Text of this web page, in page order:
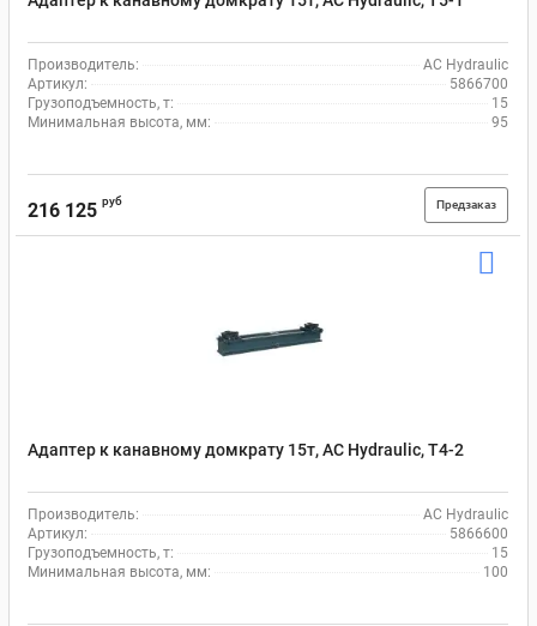
Производитель:
AC Hydraulic
Артикул:
5866700
Грузоподъемность, т:
15
Минимальная высота, мм:
95
216 125 руб Предзаказ
Адаптер к канавному домкрату 15т, AC Hydraulic, T4-2
Производитель:
AC Hydraulic
Артикул:
5866600
Грузоподъемность, т:
15
Минимальная высота, мм:
100